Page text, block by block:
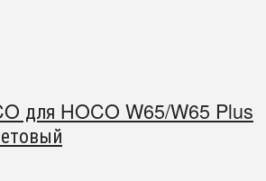
для HOCO W65/W65 Plus